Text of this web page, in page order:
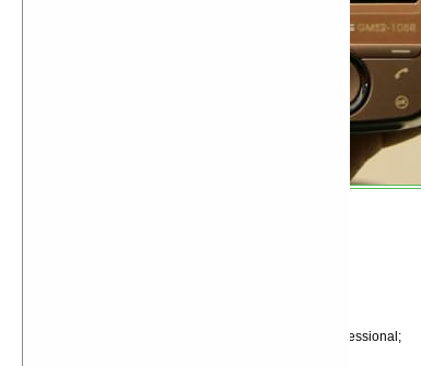
Операционная система Windows Mobile 6 Professional;